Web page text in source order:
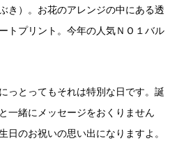
き）。お花のアレンジの中にある透
トプリント。今年の人気ＮＯ１バル
っとってもそれは特別な日です。誕
一緒にメッセージをおくりません
日のお祝いの思い出になりますよ。